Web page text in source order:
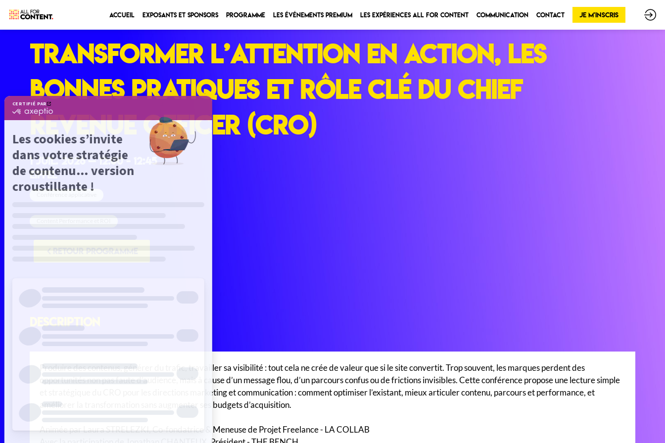
Accueil Exposants et sponsors Programme Les Événements Premium Les expériences All for Content Communication Contact Je m'inscris
Transformer l’attention en action, les
bonnes pratiques et rôle clé du Chief
Revenue Officer (CRO)
1 juil. 2026—12:00-
12:45
Eiffel
RETOUR PROGRAMME
Description
Produire des contenus, générer du trafic, travailler sa visibilité : tout cela ne crée de valeur que si le site convertit. Trop souvent, les marques perdent des
opportunités non pas faute d’audience, mais à cause d’un message flou, d’un parcours confus ou de frictions invisibles. Cette conférence propose une lecture simple
et stratégique du CRO pour les directions marketing et communication : comment optimiser l’existant, mieux articuler contenu, parcours et performance, et
améliorer la transformation sans augmenter ses budgets d’acquisition.
Animée par Laura STRELEZKI, Co-fondatrice & Meneuse de Projet Freelance - LA COLLAB